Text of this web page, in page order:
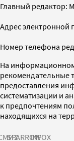
Главный редактор:
Адрес электронной
Номер телефона
На
рекомендательные
предоставления
систематизации и
к предпочтениям
находящихся на
SPARROWINFOX